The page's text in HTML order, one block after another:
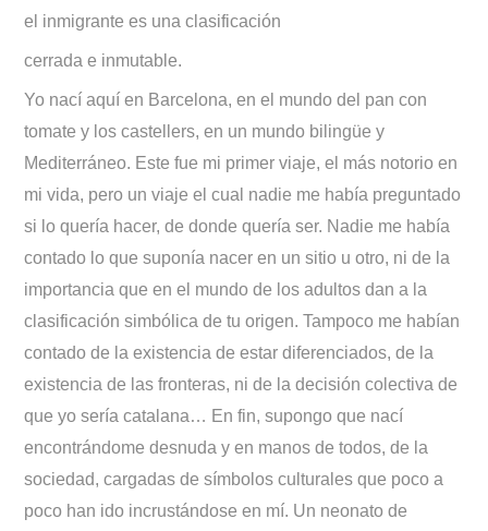
el inmigrante es una clasificación
cerrada e inmutable.
Yo nací aquí en Barcelona, en el mundo del pan con
tomate y los castellers, en un mundo bilingüe y
Mediterráneo. Este fue mi primer viaje, el más notorio en
mi vida, pero un viaje el cual nadie me había preguntado
si lo quería hacer, de donde quería ser. Nadie me había
contado lo que suponía nacer en un sitio u otro, ni de la
importancia que en el mundo de los adultos dan a la
clasificación simbólica de tu origen. Tampoco me habían
contado de la existencia de estar diferenciados, de la
existencia de las fronteras, ni de la decisión colectiva de
que yo sería catalana… En fin, supongo que nací
encontrándome desnuda y en manos de todos, de la
sociedad, cargadas de símbolos culturales que poco a
poco han ido incrustándose en mí. Un neonato de